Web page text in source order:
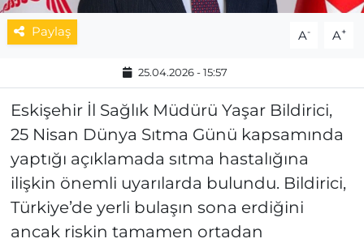
Paylaş A- A+
25.04.2026 - 15:57
Eskişehir İl Sağlık Müdürü Yaşar Bildirici,
25 Nisan Dünya Sıtma Günü kapsamında
yaptığı açıklamada sıtma hastalığına
ilişkin önemli uyarılarda bulundu. Bildirici,
Türkiye’de yerli bulaşın sona erdiğini
ancak riskin tamamen ortadan